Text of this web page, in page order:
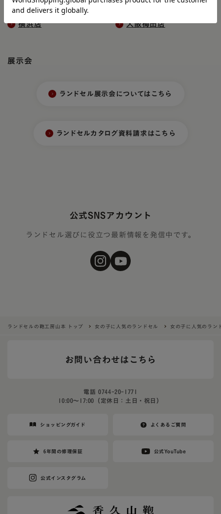
奈良本店 銀座店
横浜店 大阪梅田店
展示会
ランドセル展示会についてはこちら
ランドセルカタログ資料請求はこちら
公式SNSアカウント
ランドセル選びに役立つ最新情報を発信中です。
ランドセルの鞄工房山本 トップ 女の子に人気のランドセル 女の子に人気のラン
お問い合わせはこちら
電話0744-20-1771
10:00〜17:00（定休日：土日・祝日）
ショッピングガイド よくあるご質問
6年間の修理保証 公式YouTube
公式インスタグラム